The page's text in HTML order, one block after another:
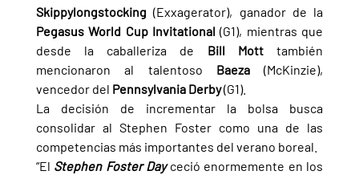
Skippylongstocking
Pegasus World Cup Invitational (G1), mientras que
desde la caballeriza de Bill Mott también
mencionaron al talentoso Baeza (McKinzie),
vencedor del Pennsylvania Derby (G1).
La decisión de incrementar la bolsa busca
consolidar al Stephen Foster como una de las
competencias más importantes del verano boreal.
“El Stephen Foster Day ceció enormemente en los